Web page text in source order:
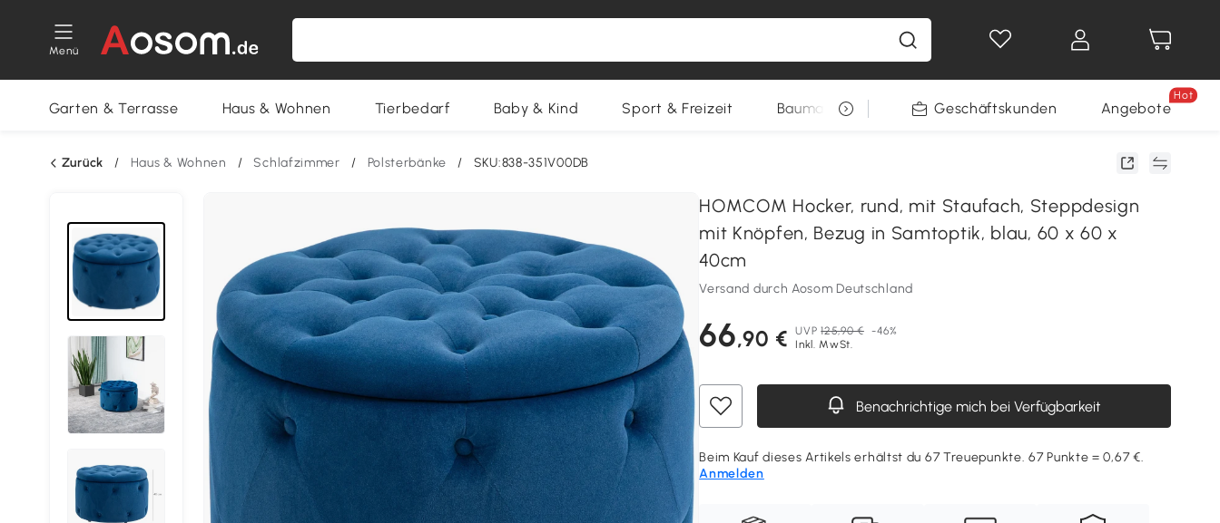
Menü
Gewinnspiele
Garten & Terrasse Haus & Wohnen Tierbedarf Baby & Kind Sport & Freizeit Baumarkt RestpostenGeschäftskunden Angebote
Hot
Zurück / Haus & Wohnen / Schlafzimmer / Polsterbänke / SKU:838-351V00DB
HOMCOM Hocker, rund, mit Staufach, Steppdesign
mit Knöpfen, Bezug in Samtoptik, blau, 60 x 60 x
40cm
Versand durch Aosom Deutschland
66,90 € UVP 125,90 € -46%
Inkl. MwSt.
Benachrichtige mich bei Verfügbarkeit
Beim Kauf dieses Artikels erhältst du 67 Treuepunkte. 67 Punkte = 0,67 €.
Anmelden